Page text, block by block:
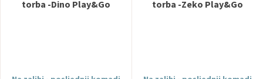
torba -Dino Play&Go
torba -Zeko Play&Go